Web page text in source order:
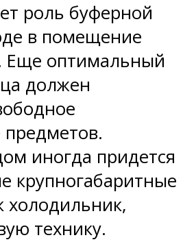
роль буферной
в помещение
Еще оптимальный
должен
иногда придется
крупногабаритные
холодильник,
технику.